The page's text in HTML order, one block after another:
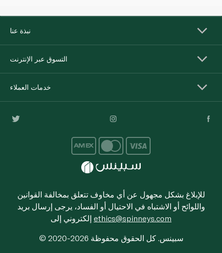
نبذة عنا
التسوق عبر الإنترنت
خدمات العملاء
للإبلاغ بشكل مجهول عن أي مخاوف تتعلق بمخالفة القوانين
واللوائح أو الاشتباه في الاحتيال أو الفساد، يرجى إرسال بريد
ethics@spinneys.com
© 2020-2026 سبينس. كل الحقوق محفوظة